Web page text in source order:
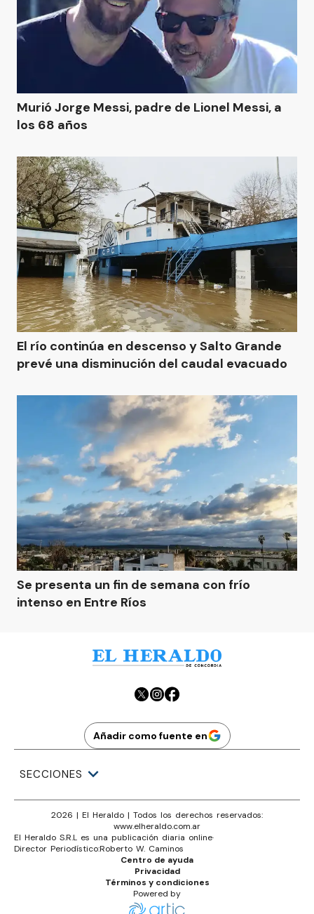
Murió Jorge Messi, padre de Lionel Messi, a
los 68 años
El río continúa en descenso y Salto Grande
prevé una disminución del caudal evacuado
Se presenta un fin de semana con frío
intenso en Entre Ríos
Añadir como fuente en
SECCIONES
2026 | El Heraldo | Todos los derechos reservados:
www.elheraldo.com.ar
El Heraldo S.R.L es una publicación diaria online·
Director Periodístico:Roberto W. Caminos
Términos y condiciones
Privacidad
Centro de ayuda
Powered by